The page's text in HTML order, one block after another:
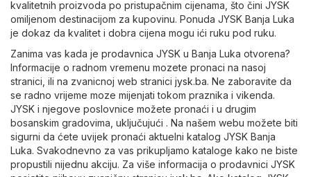
kvalitetnih proizvoda po pristupačnim cijenama, što čini JYSK
omiljenom destinacijom za kupovinu. Ponuda JYSK Banja Luka
je dokaz da kvalitet i dobra cijena mogu ići ruku pod ruku.
Zanima vas kada je prodavnica JYSK u Banja Luka otvorena?
Informacije o radnom vremenu mozete pronaci na nasoj
stranici, ili na zvanicnoj web stranici jysk.ba. Ne zaboravite da
se radno vrijeme moze mijenjati tokom praznika i vikenda.
JYSK i njegove poslovnice možete pronaći i u drugim
bosanskim gradovima, uključujući . Na našem webu možete biti
sigurni da ćete uvijek pronaći aktuelni katalog JYSK Banja
Luka. Svakodnevno za vas prikupljamo kataloge kako ne biste
propustili nijednu akciju. Za više informacija o prodavnici JYSK